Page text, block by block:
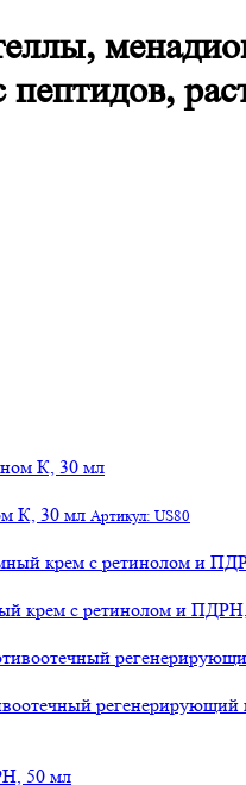
К, 30 мл Артикул: US80
крем с ретинолом и
регенерирующий